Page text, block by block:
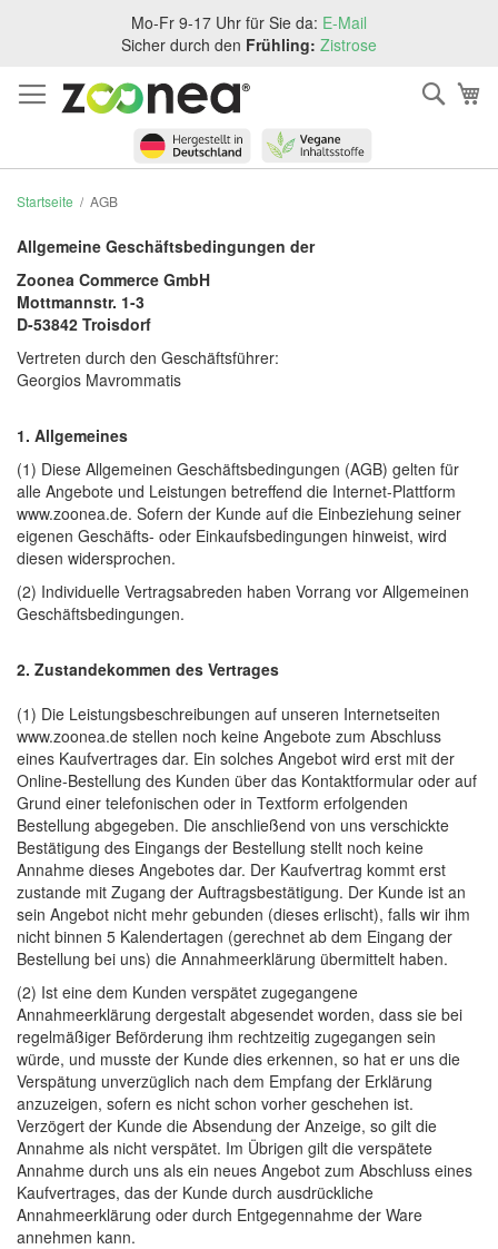
Mo-Fr 9-17 Uhr für Sie da: E-Mail
Sicher durch den Frühling: Zistrose
Startseite AGB
Allgemeine Geschäftsbedingungen der
Zoonea Commerce GmbH
Mottmannstr. 1-3
D-53842 Troisdorf
Vertreten durch den Geschäftsführer:
Georgios Mavrommatis
1. Allgemeines
(1) Diese Allgemeinen Geschäftsbedingungen (AGB) gelten für
alle Angebote und Leistungen betreffend die Internet-Plattform
www.zoonea.de. Sofern der Kunde auf die Einbeziehung seiner
eigenen Geschäfts- oder Einkaufsbedingungen hinweist, wird
diesen widersprochen.
(2) Individuelle Vertragsabreden haben Vorrang vor Allgemeinen
Geschäftsbedingungen.
2. Zustandekommen des Vertrages
(1) Die Leistungsbeschreibungen auf unseren Internetseiten
www.zoonea.de stellen noch keine Angebote zum Abschluss
eines Kaufvertrages dar. Ein solches Angebot wird erst mit der
Online-Bestellung des Kunden über das Kontaktformular oder auf
Grund einer telefonischen oder in Textform erfolgenden
Bestellung abgegeben. Die anschließend von uns verschickte
Bestätigung des Eingangs der Bestellung stellt noch keine
Annahme dieses Angebotes dar. Der Kaufvertrag kommt erst
zustande mit Zugang der Auftragsbestätigung. Der Kunde ist an
sein Angebot nicht mehr gebunden (dieses erlischt), falls wir ihm
nicht binnen 5 Kalendertagen (gerechnet ab dem Eingang der
Bestellung bei uns) die Annahmeerklärung übermittelt haben.
(2) Ist eine dem Kunden verspätet zugegangene
Annahmeerklärung dergestalt abgesendet worden, dass sie bei
regelmäßiger Beförderung ihm rechtzeitig zugegangen sein
würde, und musste der Kunde dies erkennen, so hat er uns die
Verspätung unverzüglich nach dem Empfang der Erklärung
anzuzeigen, sofern es nicht schon vorher geschehen ist.
Verzögert der Kunde die Absendung der Anzeige, so gilt die
Annahme als nicht verspätet. Im Übrigen gilt die verspätete
Annahme durch uns als ein neues Angebot zum Abschluss eines
Kaufvertrages, das der Kunde durch ausdrückliche
Annahmeerklärung oder durch Entgegennahme der Ware
annehmen kann.